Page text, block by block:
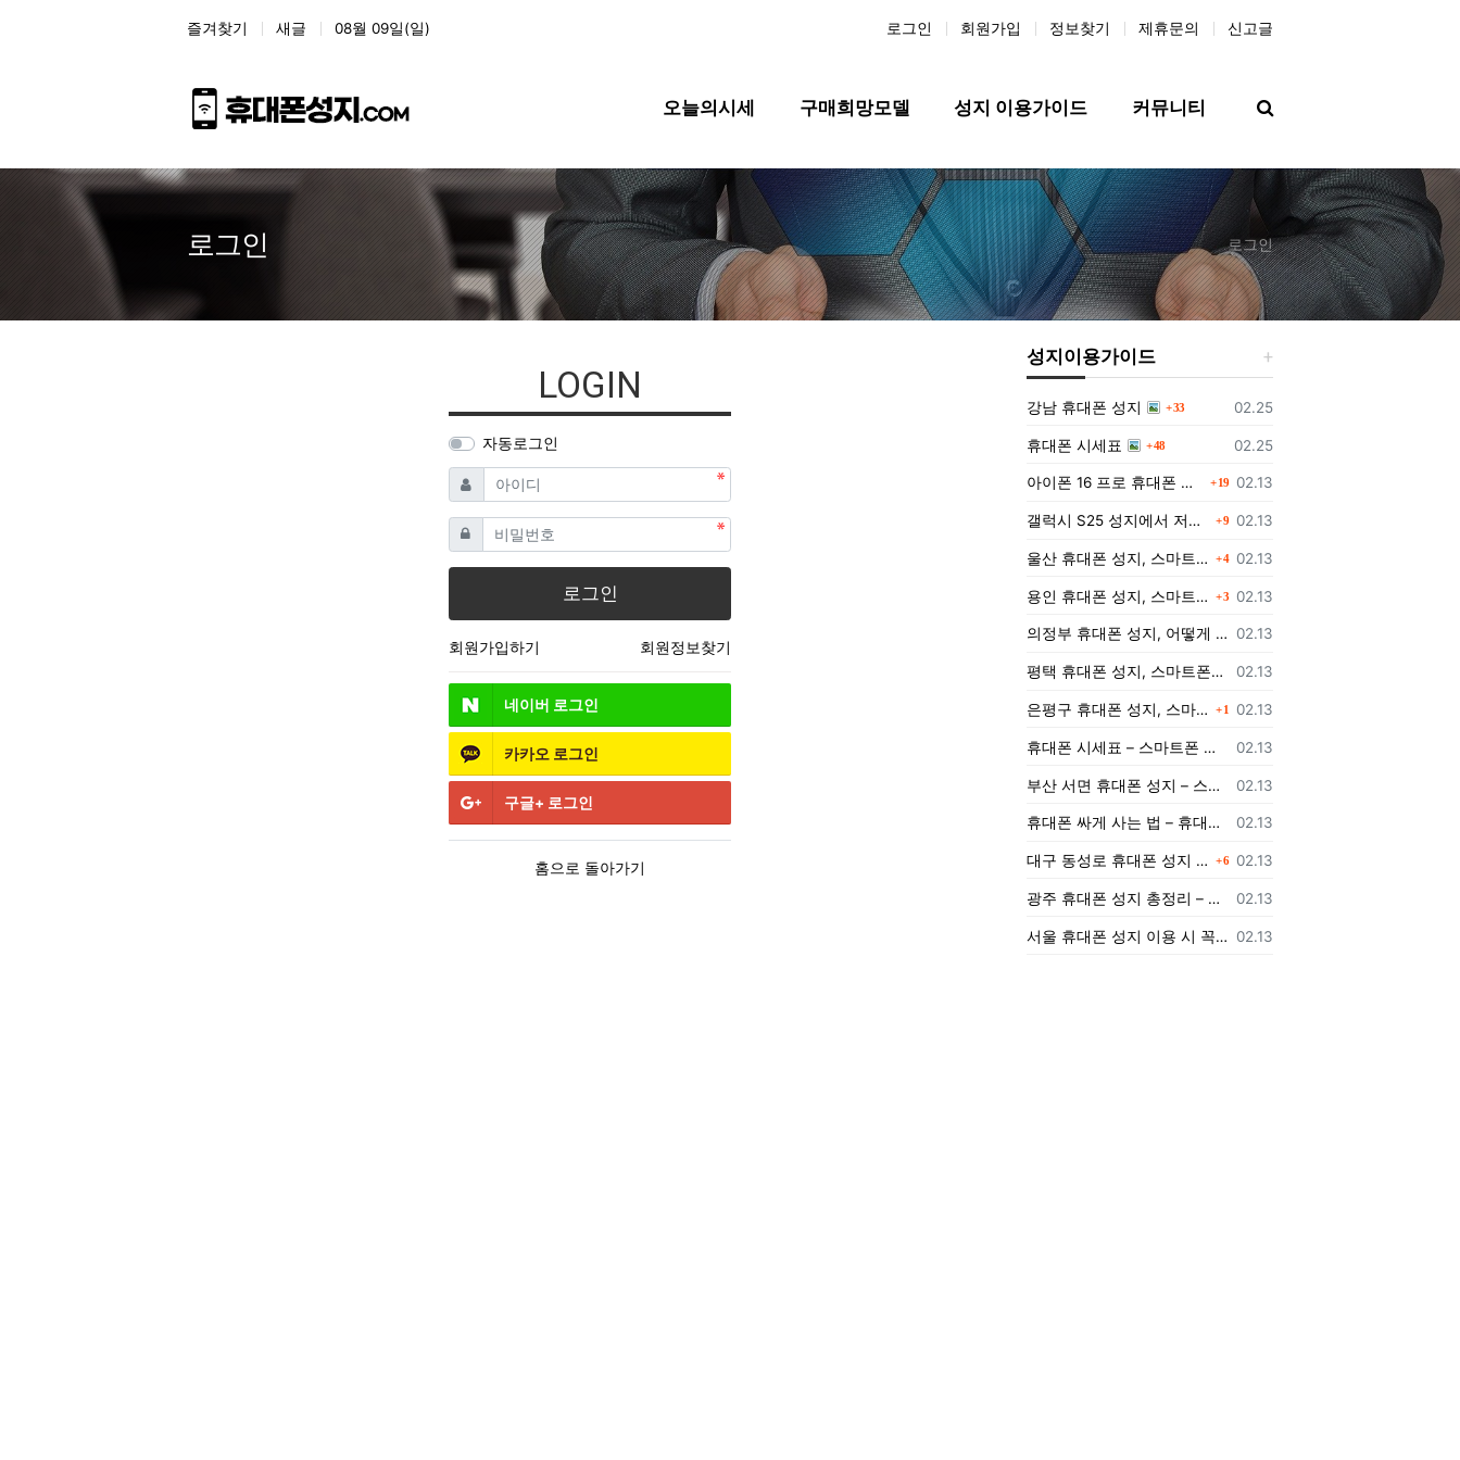
즐겨찾기 새글 08월 09일(일) 로그인 회원가입 정보찾기 제휴문의 신고글
오늘의시세 구매희망모델 성지 이용가이드 커뮤니티
로그인 로그인
LOGIN
자동로그인
아이디 필수
비밀번호필수
로그인
회원가입하기 회원정보찾기
네이버 로그인
카카오 로그인
구글+ 로그인
홈으로 돌아가기
성지이용가이드
등록일
02.25
강남 휴대폰 성지 33
등록일
02.25
휴대폰 시세표 48
등록일
02.13
아이폰 16 프로 휴대폰 성지에서 구매하는 방법과 가격 댓글
19
등록일
02.13
갤럭시 S25 성지에서 저렴하게 구매하는 방법 9
등록일
02.13
울산 휴대폰 성지, 스마트폰을 더 저렴하게 구매할 수 있는 방법은? 4
등록일
02.13
용인 휴대폰 성지, 스마트폰을 더 저렴하게 구입하는 방법! 3
등록일
02.13
의정부 휴대폰 성지, 어떻게 저렴하게 스마트폰을 구입할 수 있을까?
등록일
02.13
평택 휴대폰 성지, 스마트폰을 저렴하게 구매하는 팁
등록일
02.13
은평구 휴대폰 성지, 스마트폰을 저렴하게 개통하려면 어떻게 해야 할까? 1
등록일
02.13
휴대폰 시세표 – 스마트폰 가격 비교하고 최저가로 개통하는 법
등록일
02.13
부산 서면 휴대폰 성지 – 스마트폰 최저가로 개통하는 법
등록일
02.13
휴대폰 싸게 사는 법 – 휴대폰 성지에서 최저가로 개통하는 노하우
등록일
02.13
대구 동성로 휴대폰 성지 총정리 – 최저가 스마트폰 구매 가이드 6
등록일
02.13
광주 휴대폰 성지 총정리 – 지역별 최저가 구매 가이드
등록일
02.13
서울 휴대폰 성지 이용 시 꼭 알아야 할 주의사항!